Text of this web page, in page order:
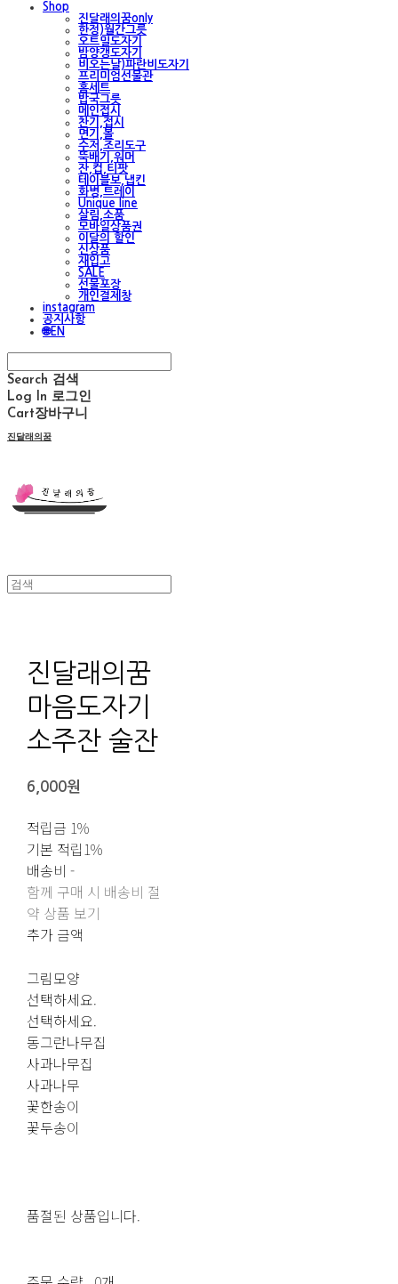
Shop
진달래의꿈only
한정)월간그릇
오트밀도자기
밤양갱도자기
비오는날)파란비도자기
프리미엄선물관
홈세트
밥국그릇
메인접시
찬기,접시
면기,볼
수저,조리도구
뚝배기,워머
잔,컵,티팟
테이블보,냅킨
화병,트레이
Unique line
살림,소품
모바일상품권
이달의 할인
신상품
재입고
SALE
선물포장
개인결제창
instagram
공지사항
🌐EN
Search 검색
Log In 로그인
Cart장바구니
진달래의꿈
진달래의꿈
마음도자기
소주잔 술잔
6,000원
적립금 1%
기본 적립1%
배송비 -
함께 구매 시 배송비 절
약 상품 보기
추가 금액
그림모양
선택하세요.
선택하세요.
동그란나무집
사과나무집
사과나무
꽃한송이
꽃두송이
품절된 상품입니다.